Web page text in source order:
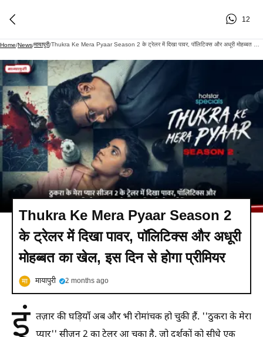
12
Home/News/मायापुरी/
Thukra Ke Mera Pyaar Season 2
के ट्रेलर में दिखा पावर, पॉलिटिक्स और अधूरी
मोहब्बत का खेल, इस दिन से होगा प्रीमियर
मायापुरी 2 months ago
इं तज़ार की घड़ियाँ अब और भी रोमांचक हो चुकी हैं. ''ठुकरा के मेरा